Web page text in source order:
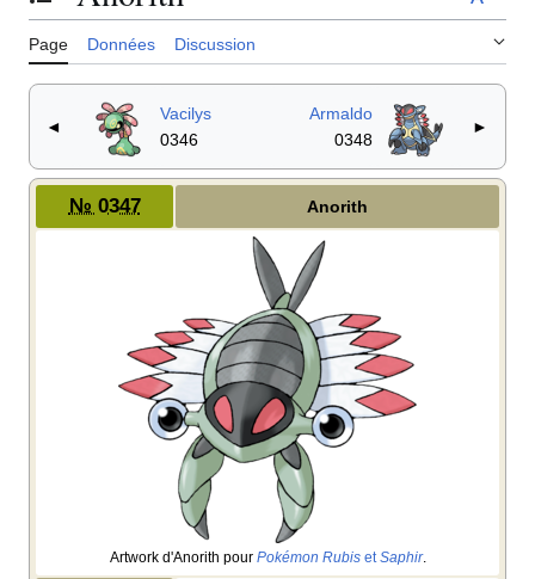
Page Données Discussion
◄
Vacilys
0346
Armaldo
0348
►
№ 0347 Anorith
Artwork d'Anorith pour Pokémon Rubiset Saphir.